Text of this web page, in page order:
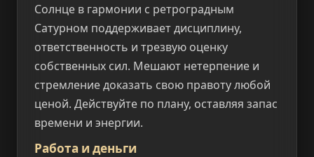
Солнце в гармонии с ретроградным
Сатурном поддерживает дисциплину,
ответственность и трезвую оценку
собственных сил. Мешают нетерпение и
стремление доказать свою правоту любой
ценой. Действуйте по плану, оставляя запас
времени и энергии.
Работа и деньги